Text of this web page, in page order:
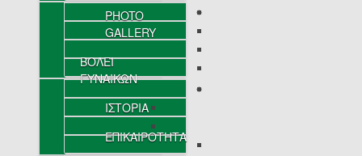
PHOTO
GALLERY
ΒΟΛΕΪ
ΓΥΝΑΙΚΩΝ
ΙΣΤΟΡΙΑ
ΕΠΙΚΑΙΡΟΤΗΤΑ